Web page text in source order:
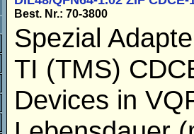
Best. Nr.: 70-3800
Spezial
TI (TMS)
Devices in